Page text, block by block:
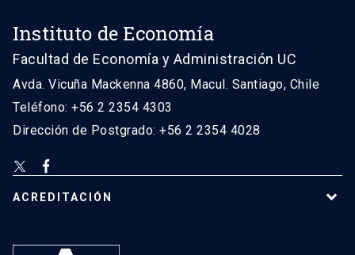
Instituto de Economía
Facultad de Economía y Administración UC
Avda. Vicuña Mackenna 4860, Macul. Santiago, Chile
Teléfono: +56 2 2354 4303
Dirección de Postgrado: +56 2 2354 4028
ACREDITACIÓN